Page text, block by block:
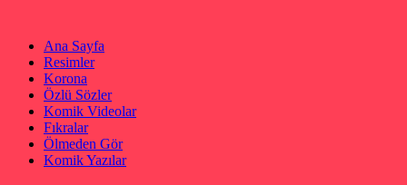
Ana Sayfa
Resimler
Korona
Özlü Sözler
Komik Videolar
Fıkralar
Ölmeden Gör
Komik Yazılar